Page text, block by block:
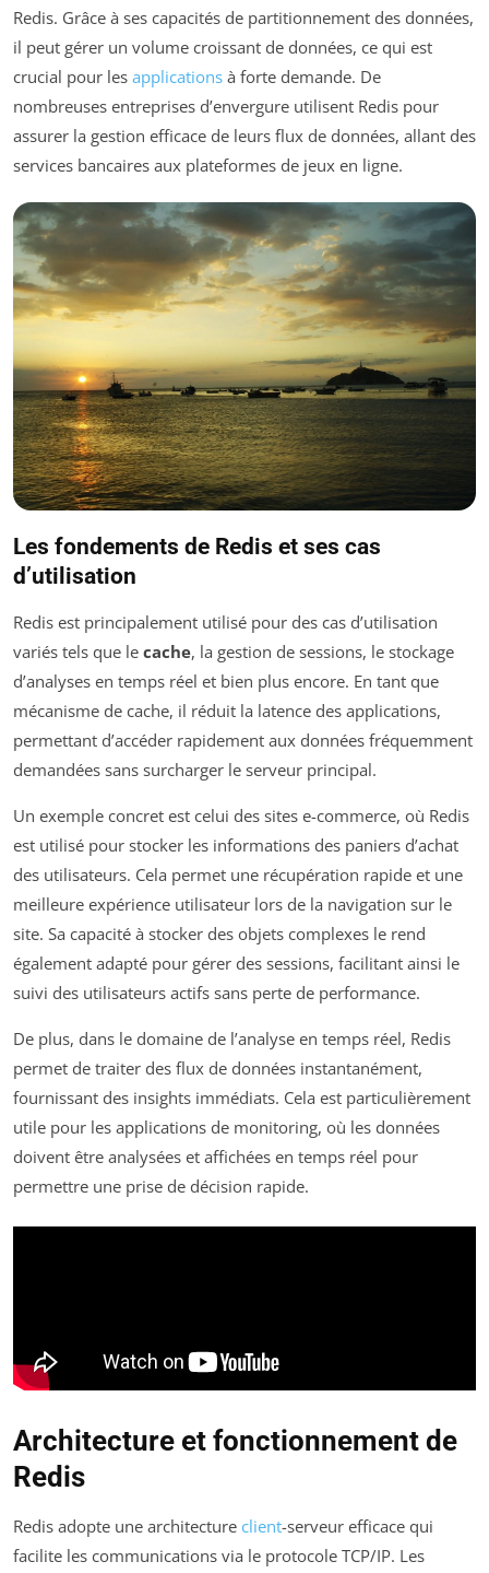
Redis. Grâce à ses capacités de partitionnement des données,
il peut gérer un volume croissant de données, ce qui est
crucial pour les applications à forte demande. De
nombreuses entreprises d’envergure utilisent Redis pour
assurer la gestion efficace de leurs flux de données, allant des
services bancaires aux plateformes de jeux en ligne.
Les fondements de Redis et ses cas
d’utilisation
Redis est principalement utilisé pour des cas d’utilisation
variés tels que le cache, la gestion de sessions, le stockage
d’analyses en temps réel et bien plus encore. En tant que
mécanisme de cache, il réduit la latence des applications,
permettant d’accéder rapidement aux données fréquemment
demandées sans surcharger le serveur principal.
Un exemple concret est celui des sites e-commerce, où Redis
est utilisé pour stocker les informations des paniers d’achat
des utilisateurs. Cela permet une récupération rapide et une
meilleure expérience utilisateur lors de la navigation sur le
site. Sa capacité à stocker des objets complexes le rend
également adapté pour gérer des sessions, facilitant ainsi le
suivi des utilisateurs actifs sans perte de performance.
De plus, dans le domaine de l’analyse en temps réel, Redis
permet de traiter des flux de données instantanément,
fournissant des insights immédiats. Cela est particulièrement
utile pour les applications de monitoring, où les données
doivent être analysées et affichées en temps réel pour
permettre une prise de décision rapide.
Architecture et fonctionnement de
Redis
Redis adopte une architecture client-serveur efficace qui
facilite les communications via le protocole TCP/IP. Les